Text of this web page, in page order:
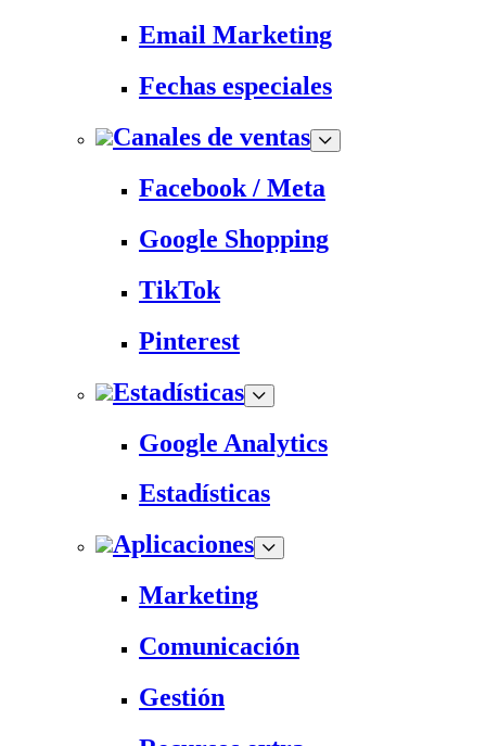
Email Marketing
Fechas especiales
Canales de ventas
Facebook / Meta
Google Shopping
TikTok
Pinterest
Estadísticas
Google Analytics
Estadísticas
Aplicaciones
Marketing
Comunicación
Gestión